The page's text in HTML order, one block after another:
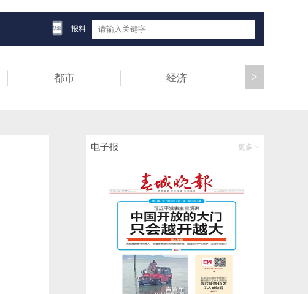
报料
都市 经济 >
电子报 更多 >
地！“十五五”时期普洱这样干→
2026-06-12 14:00:02
海外讲云南，国内看世界
壮大绿美通道经济！云南交投打造面向南亚
东南亚交通发展新标杆
2026-06-12 11:46:59
云南1名干部接受审查调查
2026-06-12 10:51:45
冒险雷探长（全网粉丝1710万）：从“一路欢
歌 一路情”的列车春晚，到琅勃拉邦的落日